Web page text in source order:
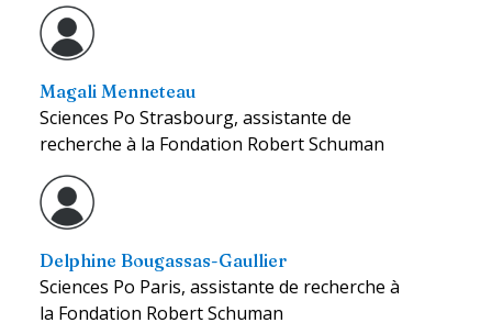
Magali Menneteau
Sciences Po Strasbourg, assistante de
recherche à la Fondation Robert Schuman
Delphine Bougassas-Gaullier
Sciences Po Paris, assistante de recherche à
la Fondation Robert Schuman